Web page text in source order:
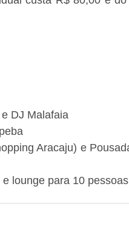
DJ Malafaia
Aracaju) e
lounge para 10